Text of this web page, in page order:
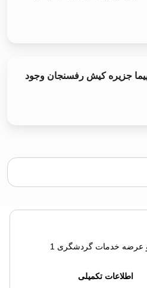
جزیره کیش رفسنجان وجود
خدمات گردشگری 1
اطلاعات تکمیلی